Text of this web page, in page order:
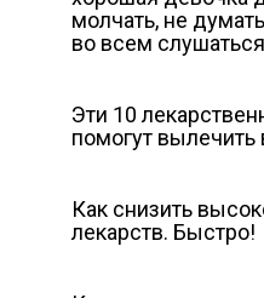
молчать, не
во всем
Эти 10
помогут вылечить
Как снизить
лекарств. Быстро!